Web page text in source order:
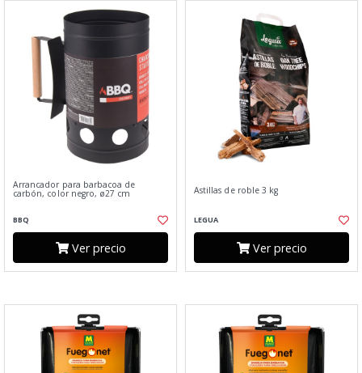
Arrancador para barbacoa de
carbón, color negro, ø27 cm
BBQ
Ver precio
Astillas de roble 3 kg
LEGUA
Ver precio